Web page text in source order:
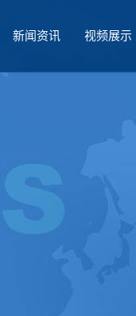
新闻资讯 视频展示